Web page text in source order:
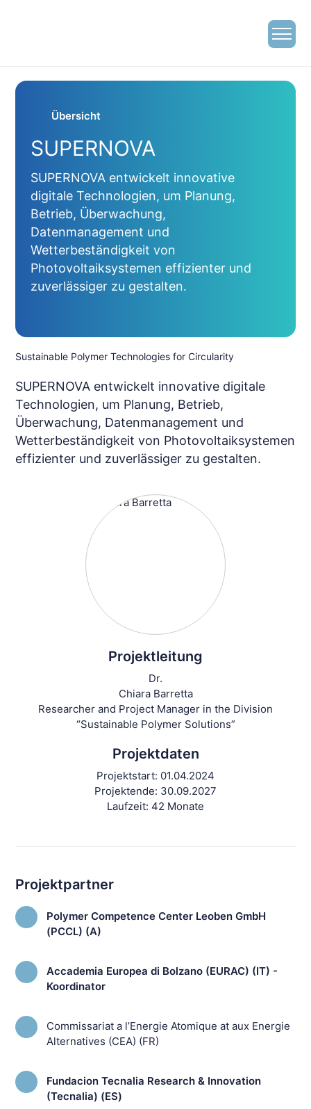
Übersicht
SUPERNOVA
SUPERNOVA entwickelt innovative
digitale Technologien, um Planung,
Betrieb, Überwachung,
Datenmanagement und
Wetterbeständigkeit von
Photovoltaiksystemen effizienter und
zuverlässiger zu gestalten.
Sustainable Polymer Technologies for Circularity
SUPERNOVA entwickelt innovative digitale
Technologien, um Planung, Betrieb,
Überwachung, Datenmanagement und
Wetterbeständigkeit von Photovoltaiksystemen
effizienter und zuverlässiger zu gestalten.
Projektleitung
Dr.
Chiara Barretta
Researcher and Project Manager in the Division
“Sustainable Polymer Solutions”
Projektdaten
Projektstart: 01.04.2024
Projektende: 30.09.2027
Laufzeit: 42 Monate
Projektpartner
Polymer Competence Center Leoben GmbH
(PCCL) (A)
Accademia Europea di Bolzano (EURAC) (IT) -
Koordinator
Commissariat a l’Energie Atomique at aux Energie
Alternatives (CEA) (FR)
Fundacion Tecnalia Research & Innovation
(Tecnalia) (ES)